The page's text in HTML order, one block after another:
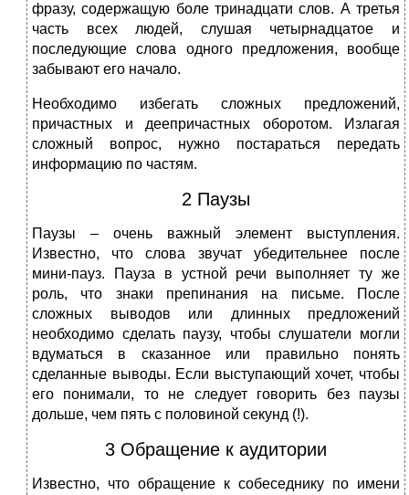
фразу, содержащую боле тринадцати слов. А третья
часть всех людей, слушая четырнадцатое и
последующие слова одного предложения, вообще
забывают его начало.
Необходимо избегать сложных предложений,
причастных и деепричастных оборотом. Излагая
сложный вопрос, нужно постараться передать
информацию по частям.
2 Паузы
Паузы – очень важный элемент выступления.
Известно, что слова звучат убедительнее после
мини-пауз. Пауза в устной речи выполняет ту же
роль, что знаки препинания на письме. После
сложных выводов или длинных предложений
необходимо сделать паузу, чтобы слушатели могли
вдуматься в сказанное или правильно понять
сделанные выводы. Если выступающий хочет, чтобы
его понимали, то не следует говорить без паузы
дольше, чем пять с половиной секунд (!).
3 Обращение к аудитории
Известно, что обращение к собеседнику по имени